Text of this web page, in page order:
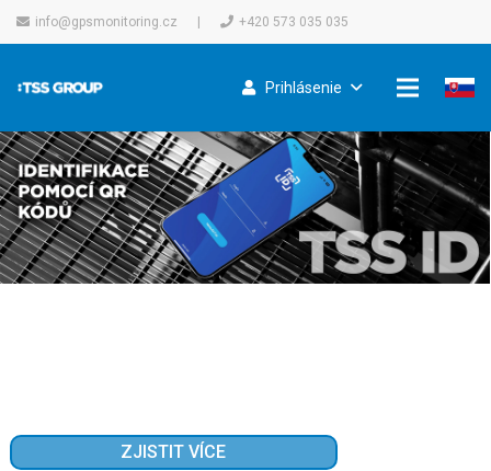
info@gpsmonitoring.cz +420 573 035 035
Prihlásenie
ZJISTIT VÍCE